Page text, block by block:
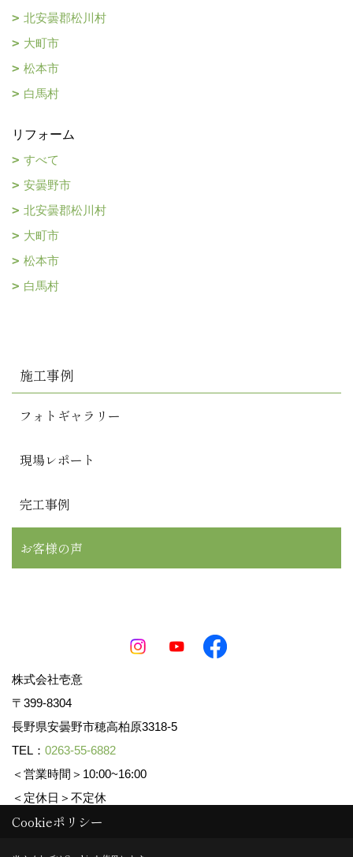
北安曇郡松川村
大町市
松本市
白馬村
リフォーム
すべて
安曇野市
北安曇郡松川村
大町市
松本市
白馬村
施工事例
フォトギャラリー
現場レポート
完工事例
お客様の声
株式会社壱意
〒399-8304
長野県安曇野市穂高柏原3318-5
TEL： 0263-55-6882
＜営業時間＞10:00~16:00
＜定休日＞不定休
Cookieポリシー